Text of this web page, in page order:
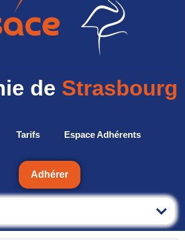
de Strasbourg
Tarifs Espace Adhérents
Adhérer